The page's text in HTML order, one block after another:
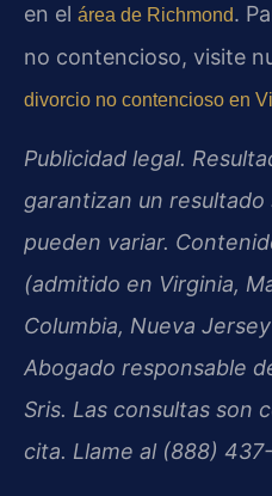
en el área de Richmond.
no contencioso, visite
divorcio no contencioso en
Publicidad legal.
garantizan un resultado
pueden variar.
(admitido en Virginia,
Columbia, Nueva
Abogado responsable
Sris. Las consultas son
cita. Llame al (888)